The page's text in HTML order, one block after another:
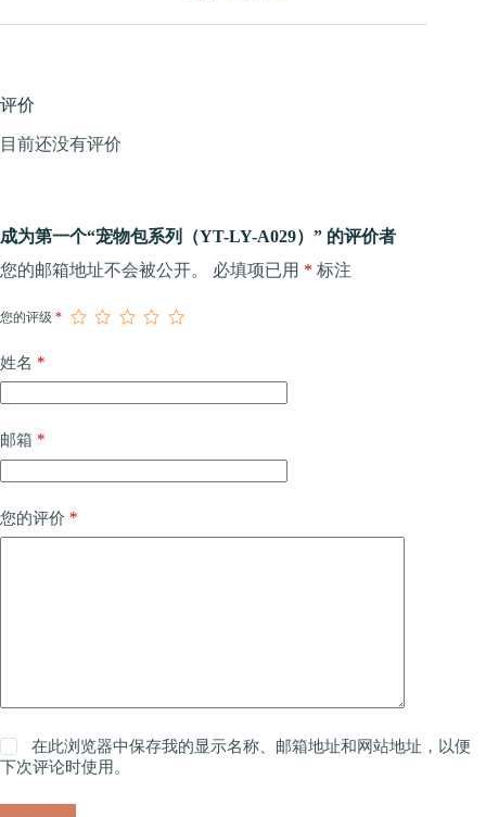
评价
目前还没有评价
成为第一个“宠物包系列（YT-LY-A029）” 的评价者
您的邮箱地址不会被公开。
必填项已用 * 标注
您的评级 *
姓名 *
邮箱 *
您的评价 *
在此浏览器中保存我的显示名称、邮箱地址和网站地址，以便
下次评论时使用。